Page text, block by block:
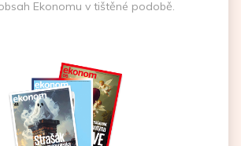
Ekonomu v tištěné podobě.